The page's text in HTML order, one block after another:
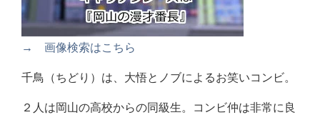
→ 画像検索はこちら
千鳥（ちどり）は、大悟とノブによるお笑いコンビ。
２人は岡山の高校からの同級生。コンビ仲は非常に良